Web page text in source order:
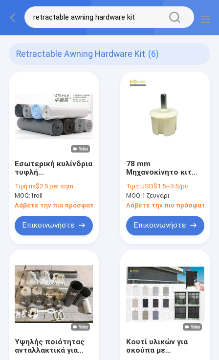
Retractable Awning Hardware Kit (6)
Εσωτερική κυλίνδρια
τυφλή
υλικού κιτ
κυλίνδρων σκιά
ηλιακού κρέατος
ύφασμα
Τιμή:us$2.5 per sqm
MOQ:1roll
Λάβετε την πιο πρόσφατη τιμή
Επικοινωνήστε
78 mm
Μηχανοκίνητο κιτ
Νάιλον τετραγωνική
πρίζα ανασυρόμενο
υλικό καμπαναριού
Τιμή:USD$1.5~3.5/pc
MOQ:1 ζευγάρι
Λάβετε την πιο πρόσφατη
Επικοινωνήστε
Υψηλής ποιότητας
ανταλλακτικά για
Κουτί υλικών για
σκούπα με